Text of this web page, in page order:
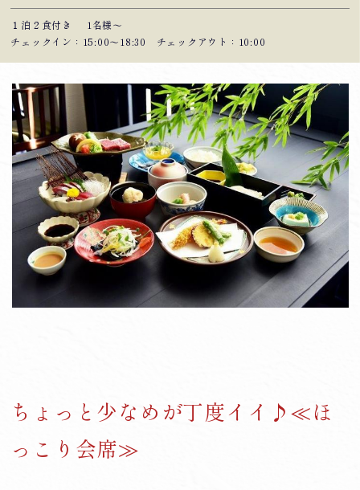
１泊２食付き
1名様～
チェックイン：15:00〜18:30 チェックアウト：10:00
ちょっと少なめが丁度イイ♪≪ほ
っこり会席≫